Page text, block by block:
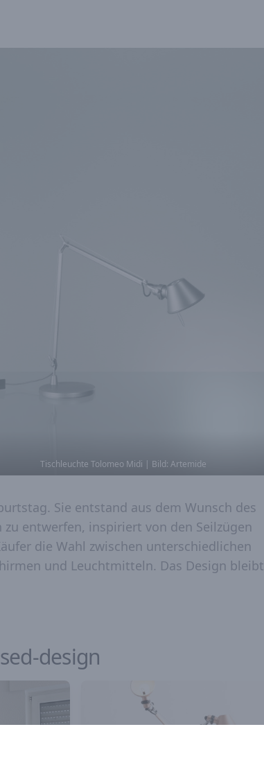
Tischleuchte Tolomeo Midi | Bild: Artemide
Sie entstand aus dem Wunsch des
entwerfen, inspiriert von den Seilzügen
die Wahl zwischen unterschiedlichen
und Leuchtmitteln. Das Design bleibt
design